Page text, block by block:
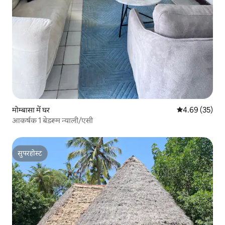
मोम्बासा में घर औसत रेटिंग 5 में
4.69 (35)
आकर्षक 1 बेडरूम न्याली/एसी
सुपरहोस्ट
सुपरहोस्ट